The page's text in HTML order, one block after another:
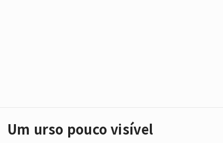
Um urso pouco visível